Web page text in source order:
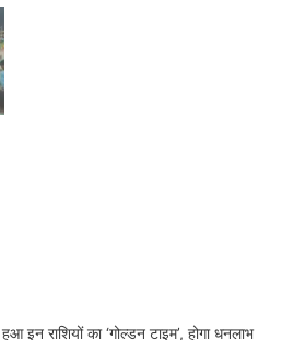
राशियों का ‘गोल्डन टाइम’, होगा धनलाभ